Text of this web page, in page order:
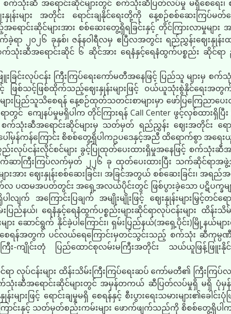
စက်သုံးဆီ အရောင်းဆိုင်များတွင် စက်သုံးဆီပြတ်လပ်မှု မရှိစေရေး၊ စ
းများ အတိုင်း ရောင်းချနိုင်ရေးတို့ကို နေ့စဉ်စစ်ဆေးကြပ်မတ်ဆေ
ောင်းဆိုင်များအား စစ်ဆေးတွေ့ရှိရခြင်းနှင့် တိုင်ကြားလာမှုမျ
က်ခဲ့ရာ ၂၀၂၆ ခုနှစ်၊ ဇန်နဝါရီလမှ ဧပြီလအတွင်း ရည်ညွှန်းဈေးနှုန်
က်သုံးဆီအရောင်းဆိုင် ၆ ဆိုင်အား ရေနံနှင့်ရေနံထွက်ပစ္စည်း ဆိုင်ရာ
င်းလုပ်ငန်း ကြီးကြပ်ရေးကော်မတီအနေဖြင့် ပြည်သူ များမှ စက်
ရေးနှင့် ဖြစ်သင့်ဖြစ်ထိုက်သည့်ဈေးနှုန်းများဖြင့် ဝယ်ယူသုံးစွဲနိုင်
ားပြည်သူသိစေရန် နေ့စဉ်ထုတ်သတင်းစာများမှာ ဖော်ပြကြေညာပေ
င် ကျေနပ်မှုမရှိပါက တိုင်ကြားရန် Call Center ဖွင့်လှစ်ထားရှိပြီး
က်သုံးဆီအရောင်းဆိုင်များမှ သတ်မှတ် ရည်ညွှန်း ဈေးအတိုင်း ရော
ေါ်မှန်ကန်ကြောင်း စိစစ်တွေ့ရှိပါကဥပဒေနှင့်အညီ ထိရောက်စွာ အရေး
ပ်ငန်းလိုင်စင်များ ခွင့်ပြုထုတ်ပေးထားရှိမှုအနေဖြင့် စက်သုံးဆီအ
ကြီးကြပ်လက်မှတ် ၂၂၆ ခု ထုတ်ပေးထားပြီး သက်ဆိုင်ရာအဖွဲ့အ
ားအား ဈေးနှုန်းစစ်ဆေးခြင်း၊ အခြင်အတွယ် စစ်ဆေးခြင်း၊ အ
မတ်လ ပထမအပတ်တွင်း အရှေ့အလယ်ပိုင်းတွင် ဖြစ်ပွားခဲ့သော ပဋိပက္ခ
ျက် အကြောင်းပြချက် အမျိုးမျိုးဖြင့် ဈေးနှုန်းများမြှင့်တင်ရေ
နယ်၊ ရေနံနှင့်ရေနံထွက်ပစ္စည်းများဆိုင်ရာလုပ်ငန်းများ ထိန်း
ား ဆောင်ရွက် နိုင်ခဲ့ပါကြောင်း၊ ရှမ်းပြည်နယ်(အရှေ့ပိုင်း)မြို့နယ်မျ
ေရန်အတွက် ပင်လယ်ရေကြောင်းမှတင်သွင်းသည့် စက်သုံး ဆီကုမ္ပ
ြီး-ကျိုင်းတုံ ပြည်ထောင်စုလမ်းမကြီးအတိုင်း သယ်ယူဖြန့်ဖြူးနို
ာ လုပ်ငန်းများ ထိန်းသိမ်းကြီးကြပ်ရေးဆပ် ကော်မတီ၏ ကြီးကြ
းဆီအရောင်းဆိုင်များတွင် အမှန်တကယ် ဆီပြတ်လပ်မှုရှိ မရှိ ပုံမှန်၊
ားဖြင့် ရောင်းချမှုမရှိ စေရန်နှင့် စီးပွားရေးသမားများ၏ခေါ
ာင်းနှင့် သတ်မှတ်စည်းကမ်းများ ဖောက်ဖျက်သည်ကို စိစစ်တွေ့ရှိပါ